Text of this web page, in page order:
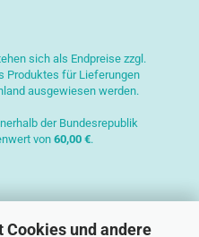
Cookies und andere
sich als Endpreise zzgl.
Produktes für Lieferungen
ausgewiesen werden.
der Bundesrepublik
von 60,00 €.